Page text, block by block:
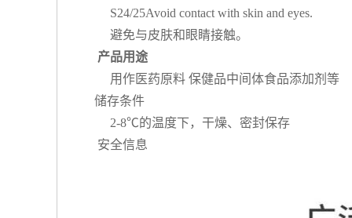
S24/25Avoid contact with skin and eyes.
避免与皮肤和眼睛接触。
产品用途
用作医药原料 保健品中间体食品添加剂 等
储存条件
2-8℃的温度下，干燥、密封保存
安全信息